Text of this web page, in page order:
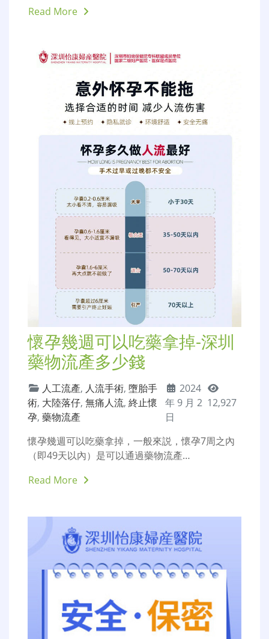
Read More
懷孕幾週可以吃藥拿掉-深圳
藥物流產多少錢
人工流產, 人流手術, 墮胎手
術, 大陸落仔, 無痛人流, 終止懷
孕, 藥物流產
2024
年 9 月 2
日
12,927
懷孕幾週可以吃藥拿掉，一般來説，懷孕7周之內
（即49天以內）是可以通過藥物流產…
Read More